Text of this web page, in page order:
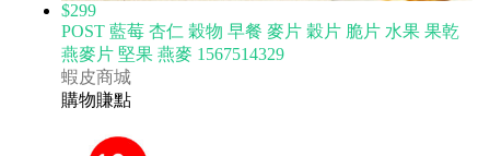
$299
POST 藍莓 杏仁 穀物 早餐 麥片 穀片 脆片 水果 果乾
燕麥片 堅果 燕麥 1567514329
蝦皮商城
購物賺點